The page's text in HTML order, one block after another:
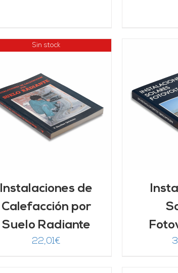
Sin stock
Instalaciones de
Calefacción por
Suelo Radiante
22,01€
AÑADIR AL CARRITO
/
DETALLES